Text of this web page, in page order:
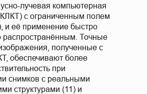
лучевая компьютерная
с ограниченным полем
и её применение быстро
распространённым. Точные
полученные с
обеспечивают более
при
снимков с реальными
структурами (11) и